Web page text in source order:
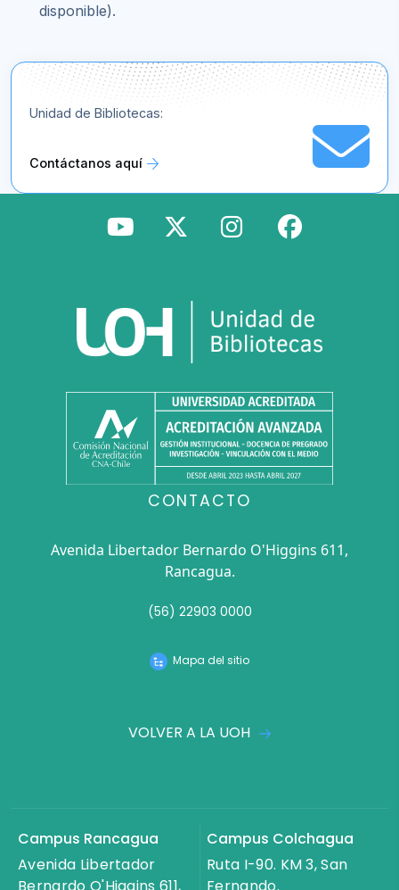
disponible).
Unidad de Bibliotecas:
Contáctanos aquí
CONTACTO
Avenida Libertador Bernardo O'Higgins 611,
Rancagua.
(56) 22903 0000
Mapa del sitio
VOLVER A LA UOH
Campus Rancagua
Avenida Libertador
Campus Colchagua
Ruta I-90. KM 3, San